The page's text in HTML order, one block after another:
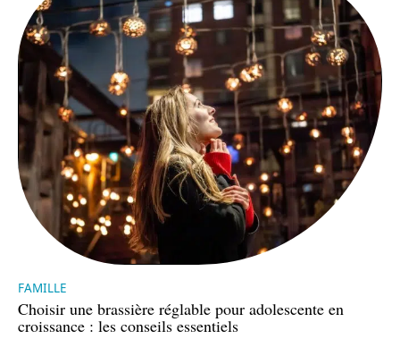
FAMILLE
Choisir une brassière réglable pour adolescente en
croissance : les conseils essentiels